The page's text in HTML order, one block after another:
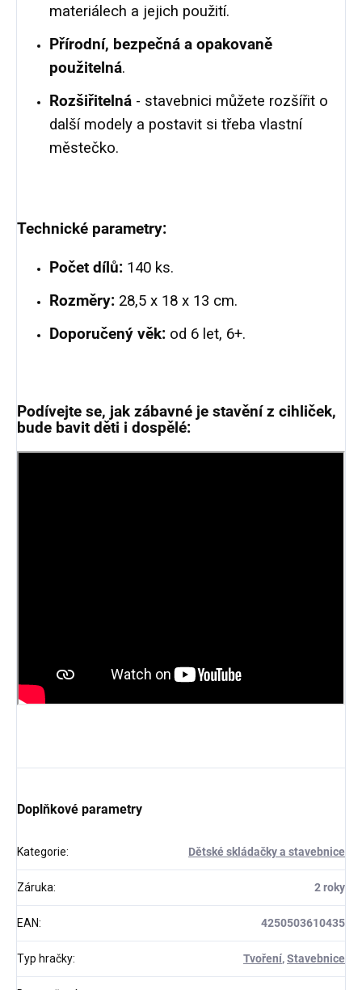
materiálech a jejich použití.
Přírodní, bezpečná a opakovaně
použitelná.
Rozšiřitelná - stavebnici můžete rozšířit o
další modely a postavit si třeba vlastní
městečko.
Technické parametry:
Počet dílů: 140 ks.
Rozměry: 28,5 x 18 x 13 cm.
Doporučený věk: od 6 let, 6+.
Podívejte se, jak zábavné je stavění z cihliček,
bude bavit děti i dospělé:
Doplňkové parametry
Kategorie: Dětské skládačky a stavebnice
Záruka: 2 roky
EAN: 4250503610435
Typ hračky: Tvoření,Stavebnice